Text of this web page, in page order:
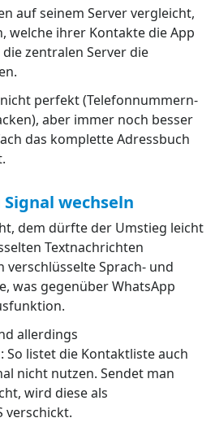
auf seinem Server vergleicht,
welche ihrer Kontakte die App
zentralen Server die
perfekt (Telefonnummern-
aber immer noch besser
das komplette Adressbuch
wechseln
dem dürfte der Umstieg leicht
Textnachrichten
Sprach- und
was gegenüber WhatsApp
allerdings
listet die Kontaktliste auch
nicht nutzen. Sendet man
wird diese als
verschickt.